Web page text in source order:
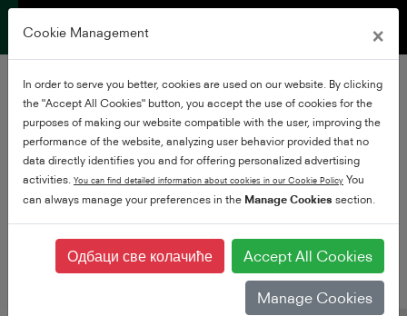
Pametan TV
Pametnije nego
ikada
Cookie Management ×
In order to serve you better, cookies are used on our website. By clicking
the "Accept All Cookies" button, you accept the use of cookies for the
purposes of making our website compatible with the user, improving the
performance of the website, analyzing user behavior provided that no
data directly identifies you and for offering personalized advertising
activities. You can find detailed information about cookies in our Cookie Policy You
can always manage your preferences in the Manage Cookies section.
Одбаци све колачиће Accept All Cookies
Manage Cookies